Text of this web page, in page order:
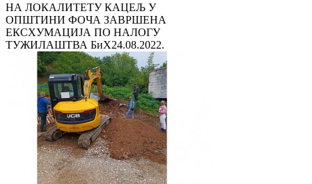
НА ЛОКАЛИТЕТУ КАЦЕЉ У
ОПШТИНИ ФОЧА ЗАВРШЕНА
ЕКСХУМАЦИЈА ПО НАЛОГУ
ТУЖИЛАШТВА БиХ24.08.2022.